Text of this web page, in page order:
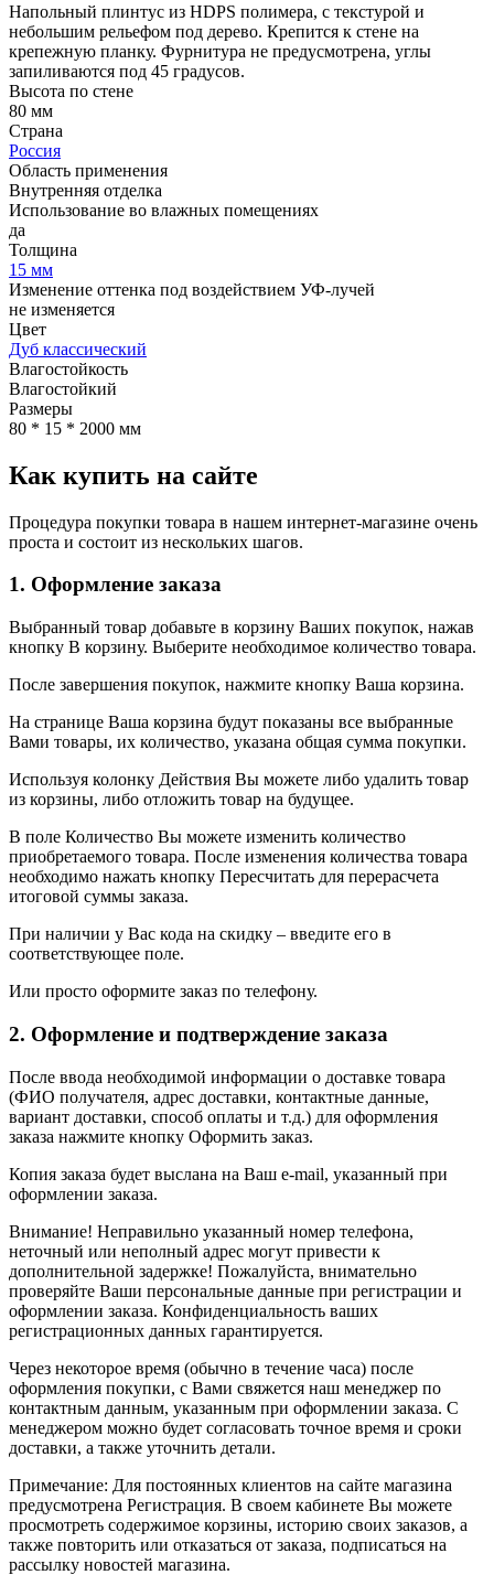
Напольный плинтус из HDPS полимера, с текстурой и
небольшим рельефом под дерево. Крепится к стене на
крепежную планку. Фурнитура не предусмотрена, углы
запиливаются под 45 градусов.
Высота по стене
80 мм
Страна
Россия
Область применения
Внутренняя отделка
Использование во влажных помещениях
да
Толщина
15 мм
Изменение оттенка под воздействием УФ-лучей
не изменяется
Цвет
Дуб классический
Влагостойкость
Влагостойкий
Размеры
80 * 15 * 2000 мм
Как купить на сайте
Процедура покупки товара в нашем интернет-магазине очень
проста и состоит из нескольких шагов.
1. Оформление заказа
Выбранный товар добавьте в корзину Ваших покупок, нажав
кнопку В корзину. Выберите необходимое количество товара.
После завершения покупок, нажмите кнопку Ваша корзина.
На странице Ваша корзина будут показаны все выбранные
Вами товары, их количество, указана общая сумма покупки.
Используя колонку Действия Вы можете либо удалить товар
из корзины, либо отложить товар на будущее.
В поле Количество Вы можете изменить количество
приобретаемого товара. После изменения количества товара
необходимо нажать кнопку Пересчитать для перерасчета
итоговой суммы заказа.
При наличии у Вас кода на скидку – введите его в
соответствующее поле.
Или просто оформите заказ по телефону.
2. Оформление и подтверждение заказа
После ввода необходимой информации о доставке товара
(ФИО получателя, адрес доставки, контактные данные,
вариант доставки, способ оплаты и т.д.) для оформления
заказа нажмите кнопку Оформить заказ.
Копия заказа будет выслана на Ваш e-mail, указанный при
оформлении заказа.
Внимание! Неправильно указанный номер телефона,
неточный или неполный адрес могут привести к
дополнительной задержке! Пожалуйста, внимательно
проверяйте Ваши персональные данные при регистрации и
оформлении заказа. Конфиденциальность ваших
регистрационных данных гарантируется.
Через некоторое время (обычно в течение часа) после
оформления покупки, с Вами свяжется наш менеджер по
контактным данным, указанным при оформлении заказа. С
менеджером можно будет согласовать точное время и сроки
доставки, а также уточнить детали.
Примечание: Для постоянных клиентов на сайте магазина
предусмотрена Регистрация. В своем кабинете Вы можете
просмотреть содержимое корзины, историю своих заказов, а
также повторить или отказаться от заказа, подписаться на
рассылку новостей магазина.